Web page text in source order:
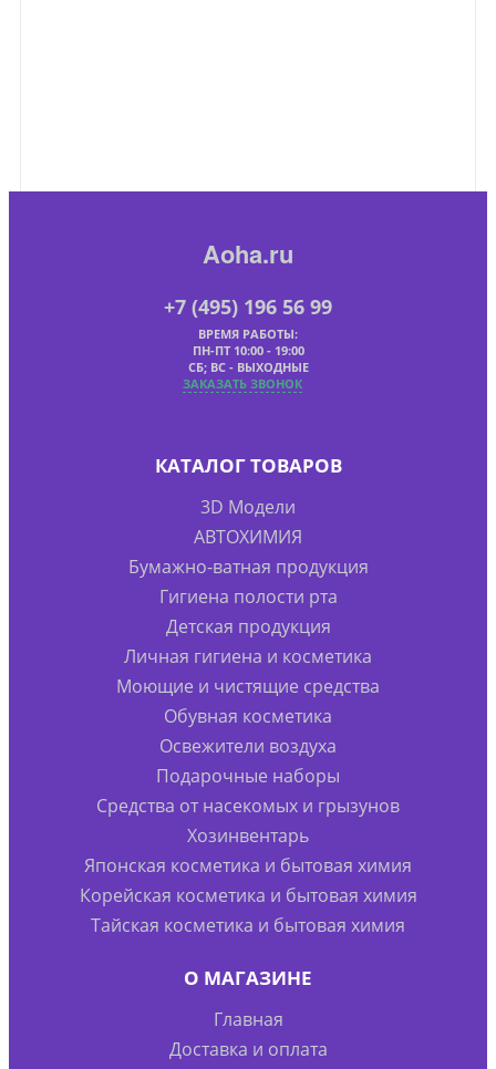
Aoha.ru
+7 (495) 196 56 99
ВРЕМЯ РАБОТЫ:
ПН-ПТ 10:00 - 19:00
СБ; ВС - ВЫХОДНЫЕ
ЗАКАЗАТЬ ЗВОНОК
КАТАЛОГ ТОВАРОВ
3D Модели
АВТОХИМИЯ
Бумажно-ватная продукция
Гигиена полости рта
Детская продукция
Личная гигиена и косметика
Моющие и чистящие средства
Обувная косметика
Освежители воздуха
Подарочные наборы
Средства от насекомых и грызунов
Хозинвентарь
Японская косметика и бытовая химия
Корейская косметика и бытовая химия
Тайская косметика и бытовая химия
О МАГАЗИНЕ
Главная
Доставка и оплата